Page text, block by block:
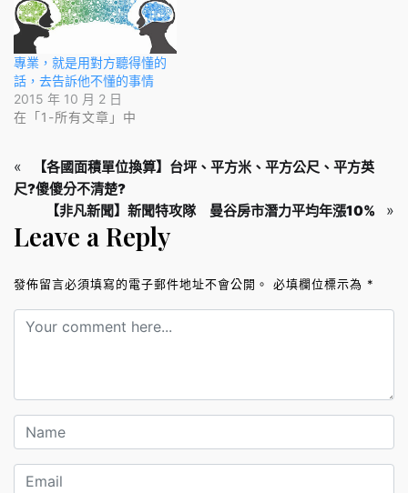
專業，就是用對方聽得懂的
話，去告訴他不懂的事情
2015 年 10 月 2 日
在「1-所有文章」中
«
【各國面積單位換算】台坪、平方米、平方公尺、平方英
尺?傻傻分不清楚?
【非凡新聞】新聞特攻隊 曼谷房市潛力平均年漲10%
»
Leave a Reply
發佈留言必須填寫的電子郵件地址不會公開。 必填欄位標示為 *